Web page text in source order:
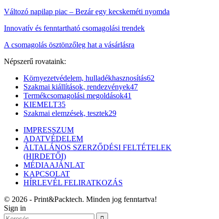
Változó napilap piac – Bezár egy kecskeméti nyomda
Innovatív és fenntartható csomagolási trendek
A csomagolás ösztönzőleg hat a vásárlásra
Népszerű rovataink:
Környezetvédelem, hulladékhasznosítás62
Szakmai kiállítások, rendezvények47
Termékcsomagolási megoldások41
KIEMELT35
Szakmai elemzések, tesztek29
IMPRESSZUM
ADATVÉDELEM
ÁLTALÁNOS SZERZŐDÉSI FELTÉTELEK
(HIRDETŐI)
MÉDIAAJÁNLAT
KAPCSOLAT
HÍRLEVÉL FELIRATKOZÁS
© 2026 - Print&Packtech. Minden jog fenntartva!
Sign in